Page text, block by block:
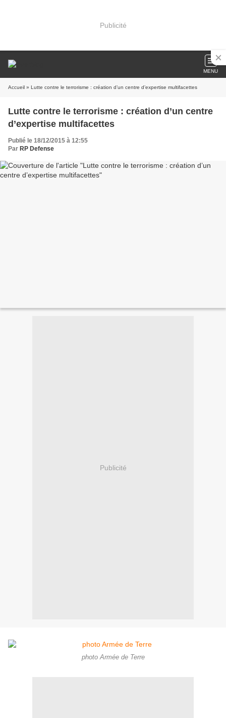
Publicité
MENU
Accueil » Lutte contre le terrorisme : création d’un centre d’expertise multifacettes
Lutte contre le terrorisme : création d’un centre
d’expertise multifacettes
Publié le 18/12/2015 à 12:55
Par RP Defense
Publicité
photo Armée de Terre